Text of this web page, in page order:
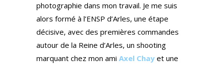
photographie dans mon travail. Je me suis
alors formé à l’ENSP d’Arles, une étape
décisive, avec des premières commandes
autour de la Reine d’Arles, un shooting
marquant chez mon ami Axel Chay et une